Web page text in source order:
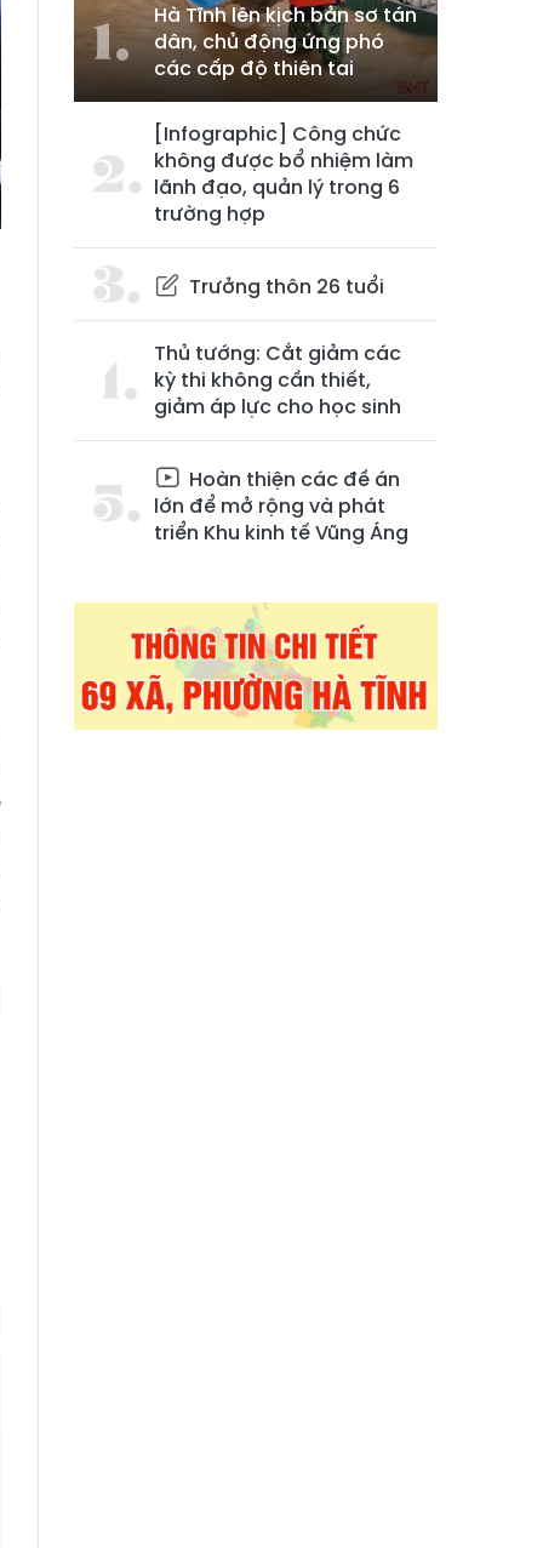
Hà Tĩnh lên kịch bản sơ tán
dân, chủ động ứng phó
các cấp độ thiên tai
[Infographic] Công chức
không được bổ nhiệm làm
lãnh đạo, quản lý trong 6
trường hợp
Trưởng thôn 26 tuổi
Thủ tướng: Cắt giảm các
kỳ thi không cần thiết,
giảm áp lực cho học sinh
Hoàn thiện các đề án
lớn để mở rộng và phát
triển Khu kinh tế Vũng Áng